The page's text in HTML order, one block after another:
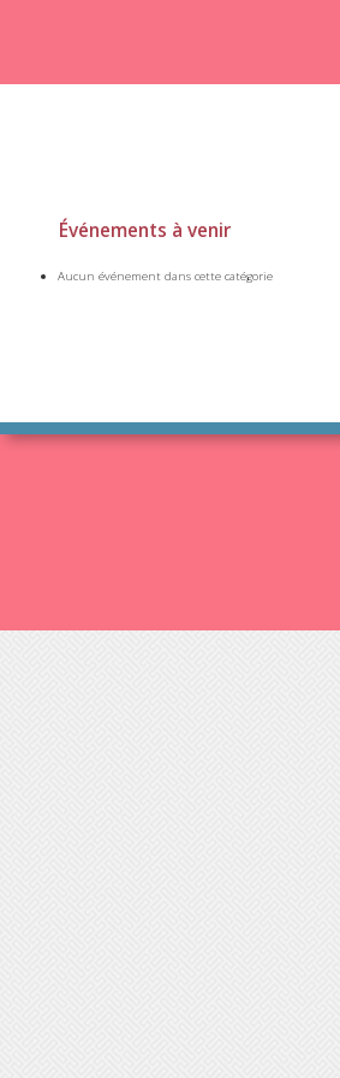
Événements à venir
Aucun événement dans cette catégorie